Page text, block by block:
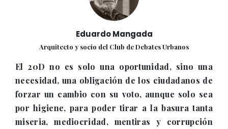
Eduardo Mangada
Arquitecto y socio del Club de Debates Urbanos
El 20D no es solo una oportunidad, sino una
necesidad, una obligación de los ciudadanos de
forzar un cambio con su voto, aunque solo sea
por higiene, para poder tirar a la basura tanta
miseria, mediocridad, mentiras y corrupción